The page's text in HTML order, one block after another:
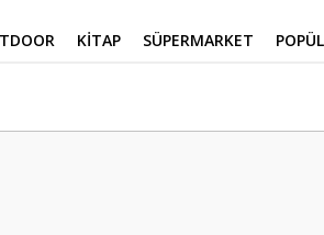
KİTAP SÜPERMARKET